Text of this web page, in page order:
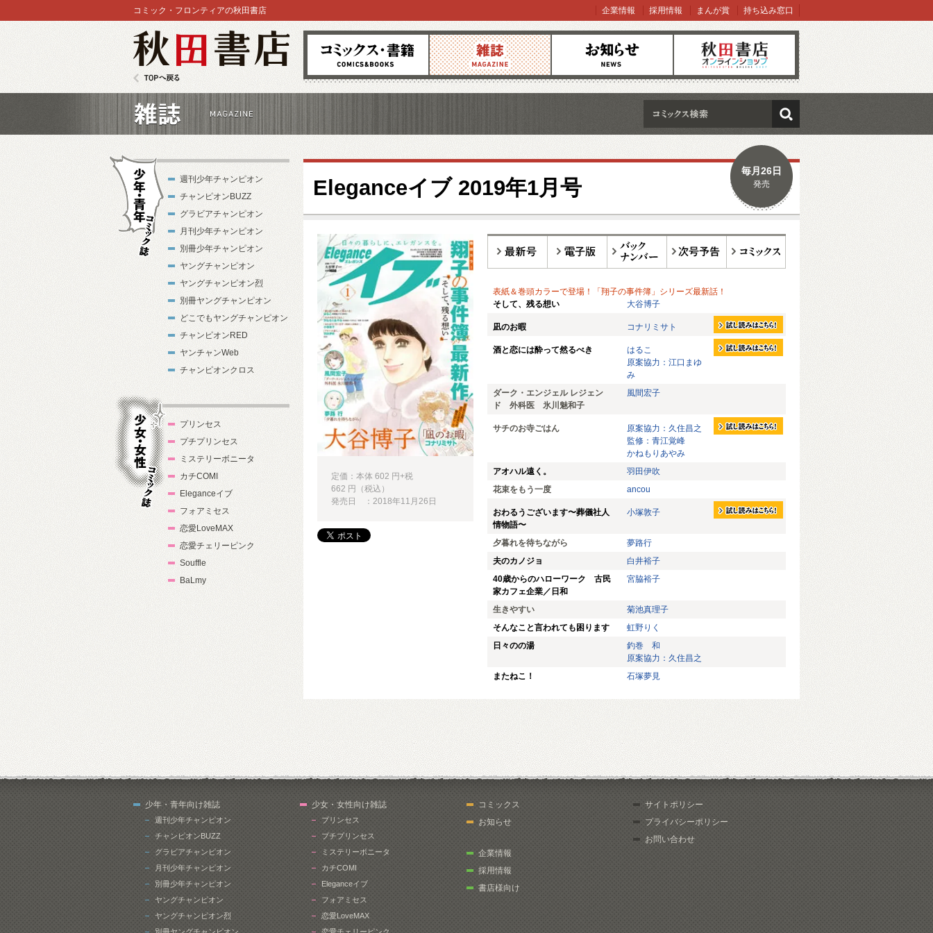
コミックス 雑誌 お知らせ オンラインショップ
コミック・フロンティアの秋田書店 企業情報 採用情報 まんが賞 持ち込み窓口
検索
Eleganceイブ 2019年1月号
毎月26日
発売
表紙＆巻頭カラーで登場！「翔子の事件簿」シリーズ最新話！
そして、残る想い
大谷博子
凪のお暇 コナリミサト
酒と恋には酔って然るべき
はるこ
原案協力：江口まゆ
み
ダーク・エンジェル レジェン
ド 外科医 氷川魅和子
風間宏子
サチのお寺ごはん
原案協力：久住昌之
監修：青江覚峰
かねもりあやみ
アオハル遠く。
羽田伊吹
花束をもう一度
ancou
おわるうございます〜葬儀社人
情物語〜
小塚敦子
夕暮れを待ちながら
夢路行
夫のカノジョ
白井裕子
40歳からのハローワーク 古民
家カフェ企業／日和
宮脇裕子
生きやすい
菊池真理子
そんなこと言われても困ります
虹野りく
日々のの湯
釣巻 和
原案協力：久住昌之
またねこ！
石塚夢見
定価：本体 602 円+税
662 円（税込）
発売日 ：2018年11月26日
少年・青年コ
週刊少年チャンピオン
チャンピオンBUZZ
グラビアチャンピオン
月刊少年チャンピオン
別冊少年チャンピオン
ヤングチャンピオン
ヤングチャンピオン烈
別冊ヤングチャンピオン
どこでもヤングチャンピオン
チャンピオンRED
ヤンチャンWeb
チャンピオンクロス
プリンセス
プチプリンセス
ミステリーボニータ
カチCOMI
Eleganceイブ
フォアミセス
恋愛LoveMAX
恋愛チェリーピンク
Souffle
BaLmy
少年・青年向け雑誌
週刊少年チャンピオン
チャンピオンBUZZ
グラビアチャンピオン
月刊少年チャンピオン
別冊少年チャンピオン
ヤングチャンピオン
ヤングチャンピオン烈
少女・女性向け雑誌
プリンセス
プチプリンセス
ミステリーボニータ
カチCOMI
Eleganceイブ
フォアミセス
恋愛LoveMAX
コミックス
お知らせ
企業情報
採用情報
書店様向け
サイトポリシー
プライバシーポリシー
お問い合わせ